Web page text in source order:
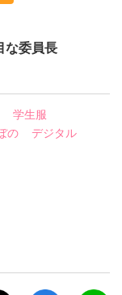
な委員長
学生服
の
デジタル